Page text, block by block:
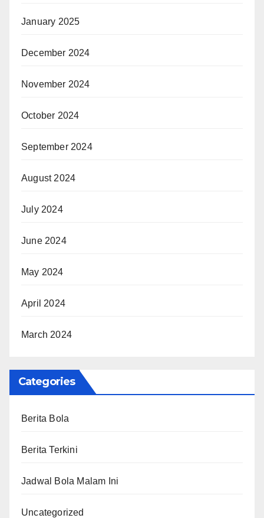
January 2025
December 2024
November 2024
October 2024
September 2024
August 2024
July 2024
June 2024
May 2024
April 2024
March 2024
Categories
Berita Bola
Berita Terkini
Jadwal Bola Malam Ini
Uncategorized